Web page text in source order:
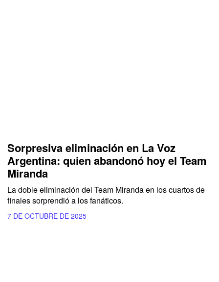
Sorpresiva eliminación en La Voz
Argentina: quien abandonó hoy el Team
Miranda
La doble eliminación del Team Miranda en los cuartos de
finales sorprendió a los fanáticos.
7 DE OCTUBRE DE 2025